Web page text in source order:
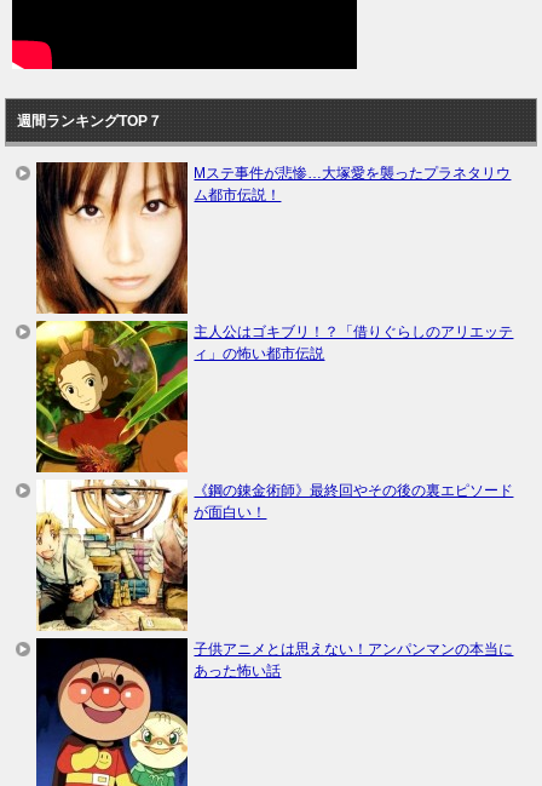
週間ランキングTOP７
Mステ事件が悲惨…大塚愛を襲ったプラネタリウ
ム都市伝説！
主人公はゴキブリ！？「借りぐらしのアリエッテ
ィ」の怖い都市伝説
《鋼の錬金術師》最終回やその後の裏エピソード
が面白い！
子供アニメとは思えない！アンパンマンの本当に
あった怖い話